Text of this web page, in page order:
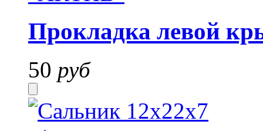
Прокладка левой
50 руб